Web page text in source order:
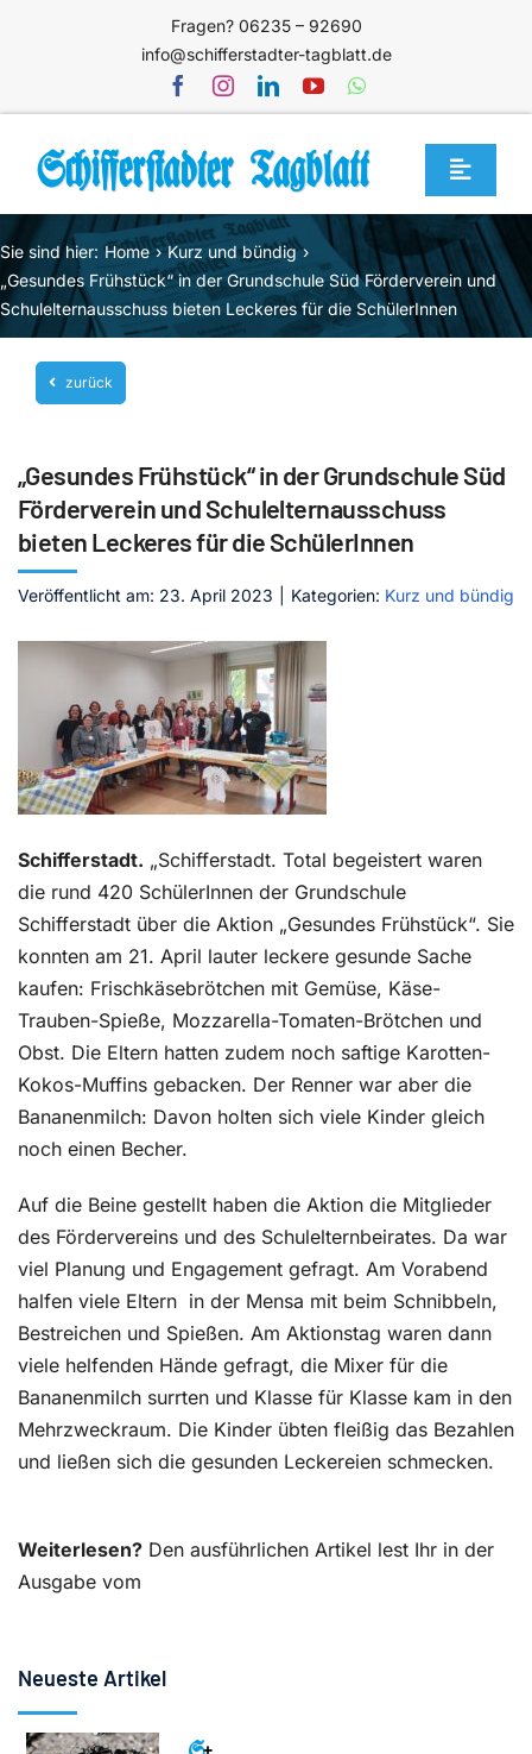
Fragen? 06235 – 92690
info@schifferstadter-tagblatt.de
Toggle
Home
Themen
Blog
Unternehmen
Mediathek
Jetzt abonnieren
Kontakt
Sie sind hier: Home
Kurz und bündig
„Gesundes Frühstück“ in der Grundschule Süd Förderverein und
Schulelternausschuss bieten Leckeres für die SchülerInnen
zurück
„Gesundes Frühstück“ in der Grundschule Süd
Förderverein und Schulelternausschuss
bieten Leckeres für die SchülerInnen
Veröffentlicht am: 23. April 2023 Kategorien: Kurz und bündig
Schifferstadt. „Schifferstadt. Total begeistert waren
die rund 420 SchülerInnen der Grundschule
Schifferstadt über die Aktion „Gesundes Frühstück“. Sie
konnten am 21. April lauter leckere gesunde Sache
kaufen: Frischkäsebrötchen mit Gemüse, Käse-
Trauben-Spieße, Mozzarella-Tomaten-Brötchen und
Obst. Die Eltern hatten zudem noch saftige Karotten-
Kokos-Muffins gebacken. Der Renner war aber die
Bananenmilch: Davon holten sich viele Kinder gleich
noch einen Becher.
Auf die Beine gestellt haben die Aktion die Mitglieder
des Fördervereins und des Schulelternbeirates. Da war
viel Planung und Engagement gefragt. Am Vorabend
halfen viele Eltern in der Mensa mit beim Schnibbeln,
Bestreichen und Spießen. Am Aktionstag waren dann
viele helfenden Hände gefragt, die Mixer für die
Bananenmilch surrten und Klasse für Klasse kam in den
Mehrzweckraum. Die Kinder übten fleißig das Bezahlen
und ließen sich die gesunden Leckereien schmecken.
Weiterlesen? Den ausführlichen Artikel lest Ihr in der
Ausgabe vom
Neueste Artikel